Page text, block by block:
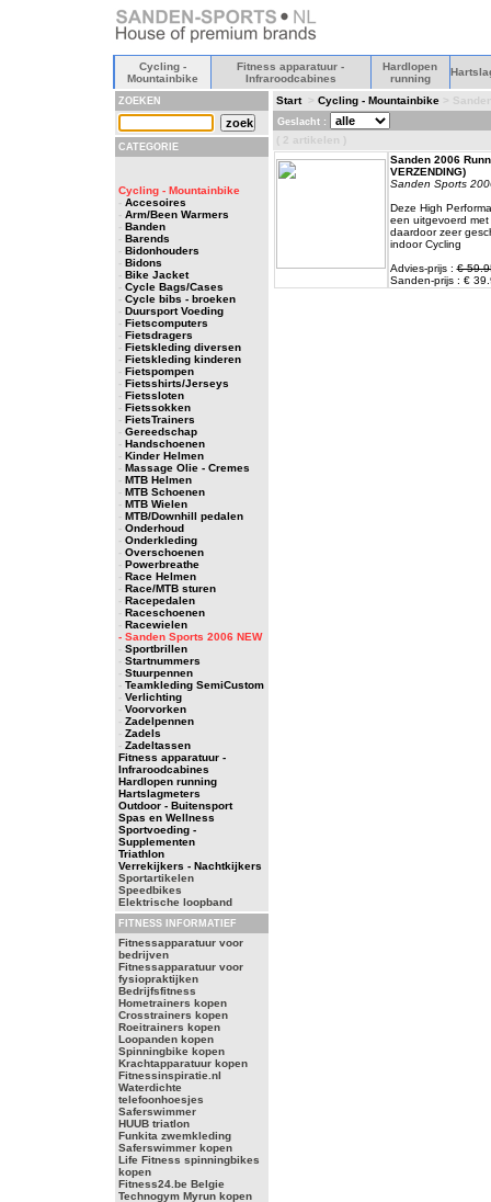
Cycling -
Mountainbike
Fitness apparatuur -
Infraroodcabines
Hardlopen
running
ZOEKEN
CATEGORIE
Cycling - Mountainbike
- Accesoires
- Arm/Been Warmers
- Banden
- Barends
- Bidonhouders
- Bidons
- Bike Jacket
- Cycle Bags/Cases
- Cycle bibs - broeken
- Duursport Voeding
- Fietscomputers
- Fietsdragers
- Fietskleding diversen
- Fietskleding kinderen
- Fietspompen
- Fietsshirts/Jerseys
- Fietssloten
- Fietssokken
- FietsTrainers
- Gereedschap
- Handschoenen
- Kinder Helmen
- Massage Olie - Cremes
- MTB Helmen
- MTB Schoenen
- MTB Wielen
- MTB/Downhill pedalen
- Onderhoud
- Onderkleding
- Overschoenen
- Powerbreathe
- Race Helmen
- Race/MTB sturen
- Racepedalen
- Raceschoenen
- Racewielen
- Sanden Sports 2006 NEW
- Sportbrillen
- Startnummers
- Stuurpennen
- Teamkleding SemiCustom
- Verlichting
- Voorvorken
- Zadelpennen
- Zadels
- Zadeltassen
Fitness apparatuur -
Infraroodcabines
Hardlopen running
Hartslagmeters
Outdoor - Buitensport
Spas en Wellness
Sportvoeding -
Supplementen
Triathlon
Verrekijkers - Nachtkijkers
Sportartikelen
Speedbikes
Elektrische loopband
FITNESS INFORMATIEF
Fitnessapparatuur voor
bedrijven
Fitnessapparatuur voor
fysiopraktijken
Bedrijfsfitness
Hometrainers kopen
Crosstrainers kopen
Roeitrainers kopen
Loopanden kopen
Spinningbike kopen
Krachtapparatuur kopen
Fitnessinspiratie.nl
Waterdichte
telefoonhoesjes
Saferswimmer
HUUB triatlon
Funkita zwemkleding
Saferswimmer kopen
Life Fitness spinningbikes
kopen
Fitness24.be Belgie
Technogym Myrun kopen
Start> Cycling - Mountainbike>
Geslacht :
( 2 artikelen )
Sanden 2006
VERZENDING)
Sanden Sports
Deze High
een uitgevoerd
daardoor zeer
indoor Cycling
Advies-prijs :€
Sanden-prijs : €